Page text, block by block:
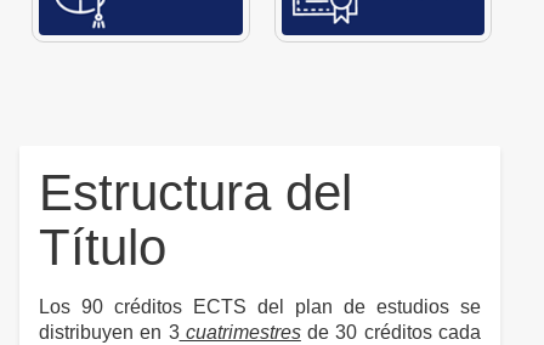
Estructura del
Título
Los 90 créditos ECTS del plan de estudios se
distribuyen en 3cuatrimestresde 30 créditos cada